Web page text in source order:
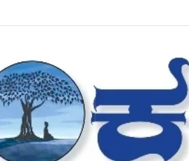
– ವೈ.ಸಿ ಕಾಂಬಳೆ ತೀವ್ರ ಆಕ್ರೋಶ.